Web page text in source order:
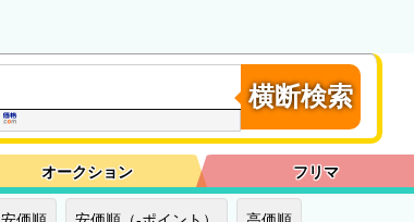
横断検索
オークション フリマ